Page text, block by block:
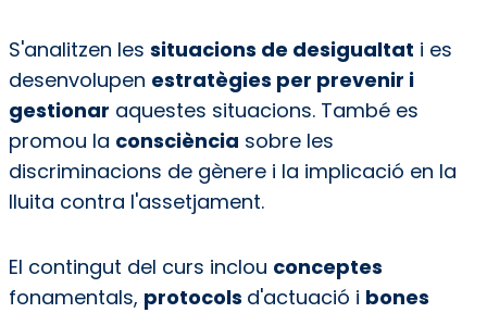
S'analitzen les situacions de desigualtat i es
desenvolupen estratègies per prevenir i
gestionar aquestes situacions. També es
promou la consciència sobre les
discriminacions de gènere i la implicació en la
lluita contra l'assetjament.
El contingut del curs inclou conceptes
fonamentals, protocols d'actuació i bones